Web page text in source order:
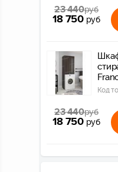
23 440руб
18 750 руб
Код
23 440руб
18 750 руб